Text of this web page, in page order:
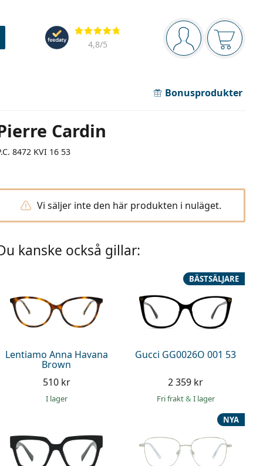
Navigeringsmeny
Du är inloggad
Recensioner
4,8/5
Bonusprodukter
Cardin
8472 KVI 16 53
Vi säljer inte den här produkten i nuläget.
kanske också gillar:
Lentiamo Anna Havana
Brown
510 kr
I lager
Gucci GG0026O 001 53
BÄSTSÄLJARE
2 359 kr
Fri frakt& I lager
NYA